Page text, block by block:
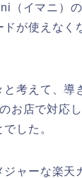
（イマニ）
ドが使えなく
考えて、導
お店で対応
した。
ャーな楽天